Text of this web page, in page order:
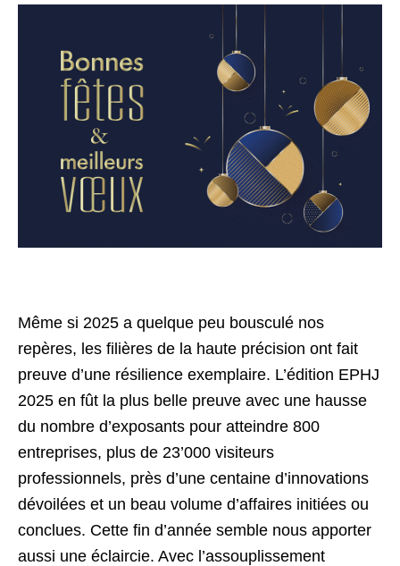
Même si 2025 a quelque peu bousculé nos
repères, les filières de la haute précision ont fait
preuve d’une résilience exemplaire. L’édition EPHJ
2025 en fût la plus belle preuve avec une hausse
du nombre d’exposants pour atteindre 800
entreprises, plus de 23’000 visiteurs
professionnels, près d’une centaine d’innovations
dévoilées et un beau volume d’affaires initiées ou
conclues. Cette fin d’année semble nous apporter
aussi une éclaircie. Avec l’assouplissement